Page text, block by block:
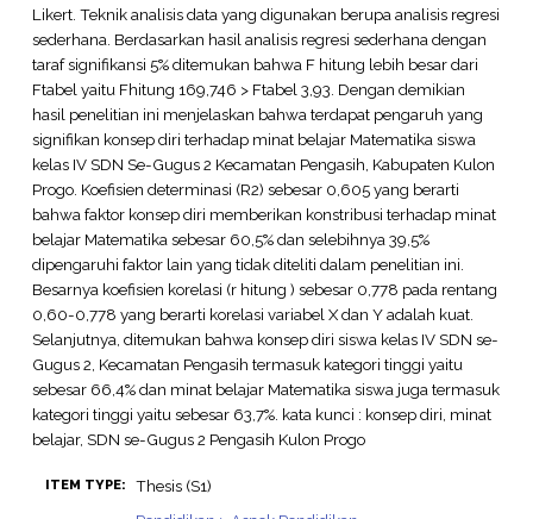
Likert. Teknik analisis data yang digunakan berupa analisis regresi
sederhana. Berdasarkan hasil analisis regresi sederhana dengan
taraf signifikansi 5% ditemukan bahwa F hitung lebih besar dari
Ftabel yaitu Fhitung 169,746 > Ftabel 3,93. Dengan demikian
hasil penelitian ini menjelaskan bahwa terdapat pengaruh yang
signifikan konsep diri terhadap minat belajar Matematika siswa
kelas IV SDN Se-Gugus 2 Kecamatan Pengasih, Kabupaten Kulon
Progo. Koefisien determinasi (R2) sebesar 0,605 yang berarti
bahwa faktor konsep diri memberikan konstribusi terhadap minat
belajar Matematika sebesar 60,5% dan selebihnya 39,5%
dipengaruhi faktor lain yang tidak diteliti dalam penelitian ini.
Besarnya koefisien korelasi (r hitung ) sebesar 0,778 pada rentang
0,60-0,778 yang berarti korelasi variabel X dan Y adalah kuat.
Selanjutnya, ditemukan bahwa konsep diri siswa kelas IV SDN se-
Gugus 2, Kecamatan Pengasih termasuk kategori tinggi yaitu
sebesar 66,4% dan minat belajar Matematika siswa juga termasuk
kategori tinggi yaitu sebesar 63,7%. kata kunci : konsep diri, minat
belajar, SDN se-Gugus 2 Pengasih Kulon Progo
ITEM TYPE:
Thesis (S1)